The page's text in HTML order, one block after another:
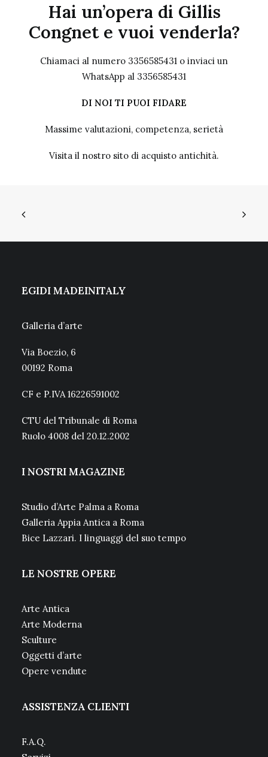
Hai un’opera di Gillis
Congnet e vuoi venderla?
Chiamaci al numero 3356585431 o inviaci un
WhatsApp al 3356585431
DI NOI TI PUOI FIDARE
Massime valutazioni, competenza, serietà
Visita il nostro sito di acquisto antichità.
EGIDI MADEINITALY
Galleria d’arte
Via Boezio, 6
00192 Roma
CF e P.IVA 16226591002
CTU del Tribunale di Roma
Ruolo 4008 del 20.12.2002
I NOSTRI MAGAZINE
Studio d’Arte Palma a Roma
Galleria Appia Antica a Roma
Bice Lazzari. I linguaggi del suo tempo
LE NOSTRE OPERE
Arte Antica
Arte Moderna
Sculture
Oggetti d’arte
Opere vendute
ASSISTENZA CLIENTI
F.A.Q.